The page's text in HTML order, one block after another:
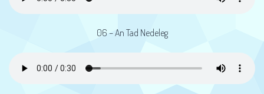
06 – An Tad Nedeleg